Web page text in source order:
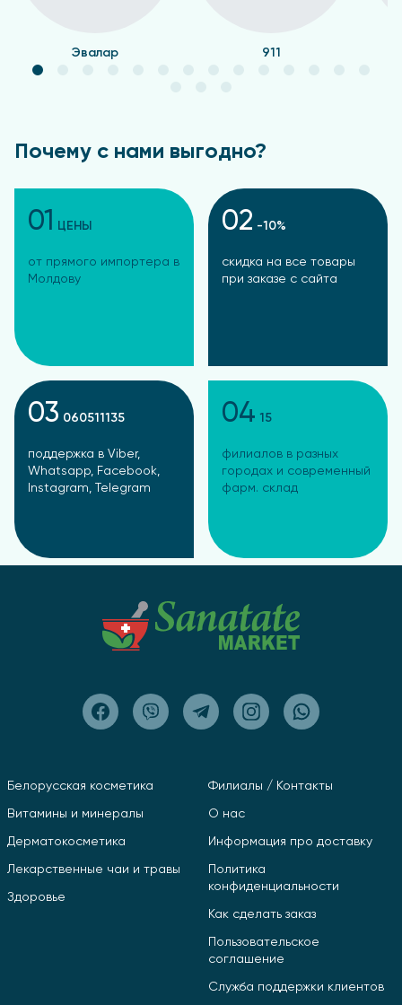
Эвалар 911
Почему с нами выгодно?
01 ЦЕНЫ
от прямого импортера в
Молдову
02 -10%
скидка на все товары
при заказе с сайта
03 060511135
поддержка в Viber,
Whatsapp, Facebook,
Instagram, Telegram
04 15
филиалов в разных
городах и современный
фарм. склад
Белорусская косметика
Витамины и минералы
Дерматокосметика
Лекарственные чаи и травы
Здоровье
Филиалы / Контакты
О нас
Информация про доставку
Политика
конфиденциальности
Как сделать заказ
Пользовательское
соглашение
Служба поддержки клиентов